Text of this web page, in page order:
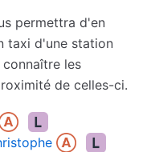
permettra d'en
taxi d'une station
les
de celles-ci.